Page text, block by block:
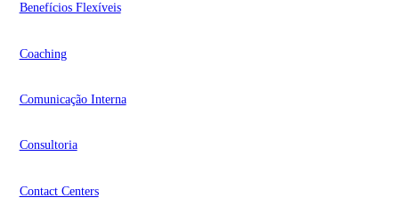
Benefícios Flexíveis
Coaching
Comunicação Interna
Consultoria
Contact Centers